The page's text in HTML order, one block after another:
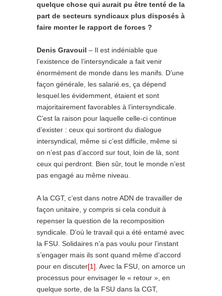
quelque chose qui aurait pu être tenté de la
part de secteurs syndicaux plus disposés à
faire monter le rapport de forces ?
Denis Gravouil – Il est indéniable que
l’existence de l’intersyndicale a fait venir
énormément de monde dans les manifs. D’une
façon générale, les salarié.es, ça dépend
lesquel.les évidemment, étaient et sont
majoritairement favorables à l’intersyndicale.
C’est la raison pour laquelle celle-ci continue
d’exister : ceux qui sortiront du dialogue
intersyndical, même si c’est difficile, même si
on n’est pas d’accord sur tout, loin de là, sont
ceux qui perdront. Bien sûr, tout le monde n’est
pas engagé au même niveau.
A la CGT, c’est dans notre ADN de travailler de
façon unitaire, y compris si cela conduit à
repenser la question de la recomposition
syndicale. D’où le travail qui a été entamé avec
la FSU. Solidaires n’a pas voulu pour l’instant
s’engager mais ils sont quand même d’accord
pour en discuter[1] . Avec la FSU, on amorce un
processus pour envisager le « retour », en
quelque sorte, de la FSU dans la CGT,